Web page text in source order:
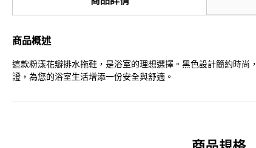
商品概述
這款粉漾花瓣排水拖鞋，是浴室的理想選擇。黑色設計簡約時
證，為您的浴室生活增添一份安全與舒適。